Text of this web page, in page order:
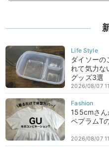
ダイソーの
れて気力な
グッズ3選
2026/08/07
155cmさ
ペプラムT
2026/08/07